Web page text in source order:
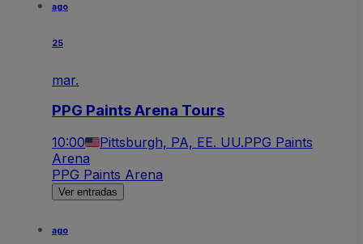
ago
25
mar.
PPG Paints Arena Tours
10:00 Pittsburgh, PA, EE. UU.PPG Paints
Arena
PPG Paints Arena
Ver entradas
ago